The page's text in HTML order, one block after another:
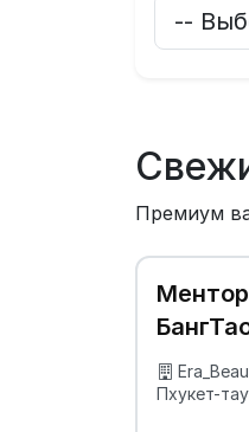
Премиум
Пхукет-